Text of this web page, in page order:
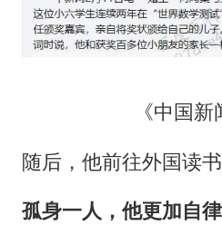
《中国新
随后，他前往外国读书
孤身一人，他更加自律